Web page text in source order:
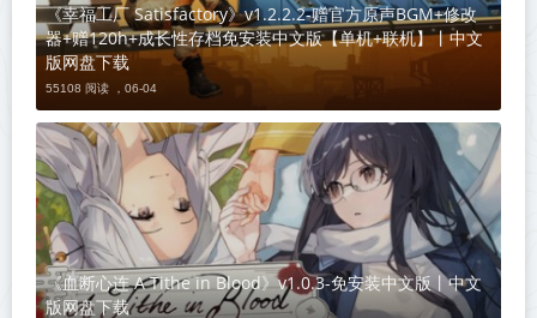
《幸福工厂 Satisfactory》v1.2.2.2-赠官方原声BGM+修改
器+赠120h+成长性存档免安装中文版【单机+联机】丨中文
版网盘下载
55108 阅读 ， 06-04
《血断心连 A Tithe in Blood》v1.0.3-免安装中文版丨中文
版网盘下载